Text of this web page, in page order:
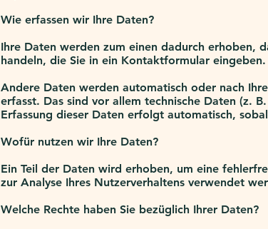
Wie erfassen wir Ihre Daten?
Ihre Daten werden zum einen dadurch erhoben,
handeln, die Sie in ein Kontaktformular eingeben.
Andere Daten werden automatisch oder nach
erfasst. Das sind vor allem technische Daten (z.
Erfassung dieser Daten erfolgt automatisch,
Wofür nutzen wir Ihre Daten?
Ein Teil der Daten wird erhoben, um eine
zur Analyse Ihres Nutzerverhaltens verwendet
Welche Rechte haben Sie bezüglich Ihrer Daten?